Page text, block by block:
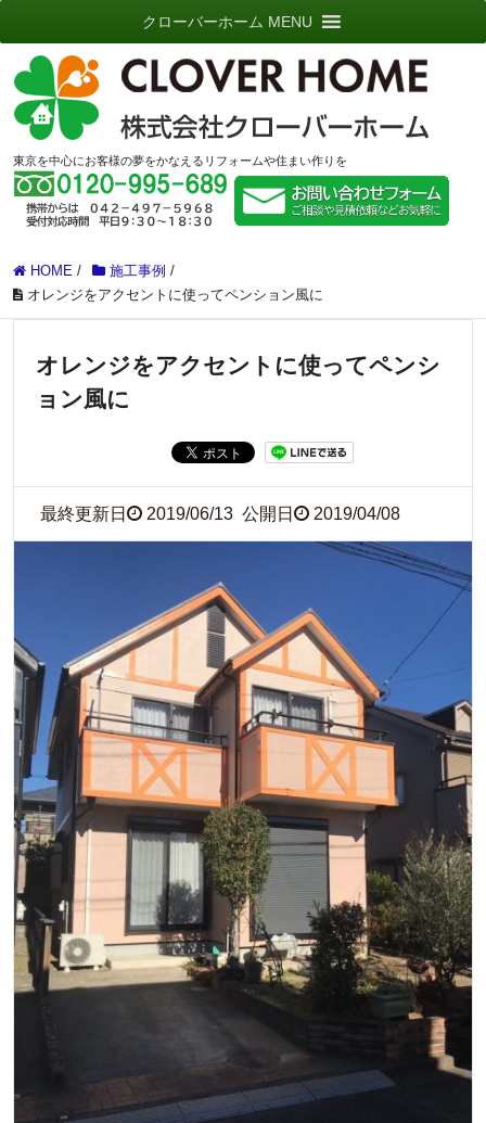
東京を中心にお客様の夢をかなえるリフォームや住まい作りを
クローバーホーム MENU
HOME / 施工事例 /
オレンジをアクセントに使ってペンション風に
オレンジをアクセントに使ってペンシ
ョン風に
最終更新日 2019/06/13 公開日 2019/04/08